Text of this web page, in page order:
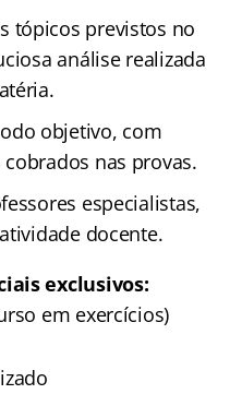
tópicos previstos no
análise realizada
objetivo, com
nas provas.
especialistas,
docente.
exclusivos:
em exercícios)